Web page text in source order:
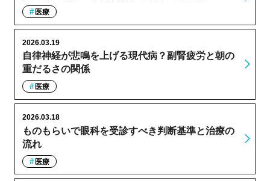
医療
自律神経が悲鳴を上げる現代病？副腎疲労と朝の
重だるさの関係
2026.03.19
医療
ものもらいで眼科を受診すべき判断基準と治療の
流れ
2026.03.18
医療